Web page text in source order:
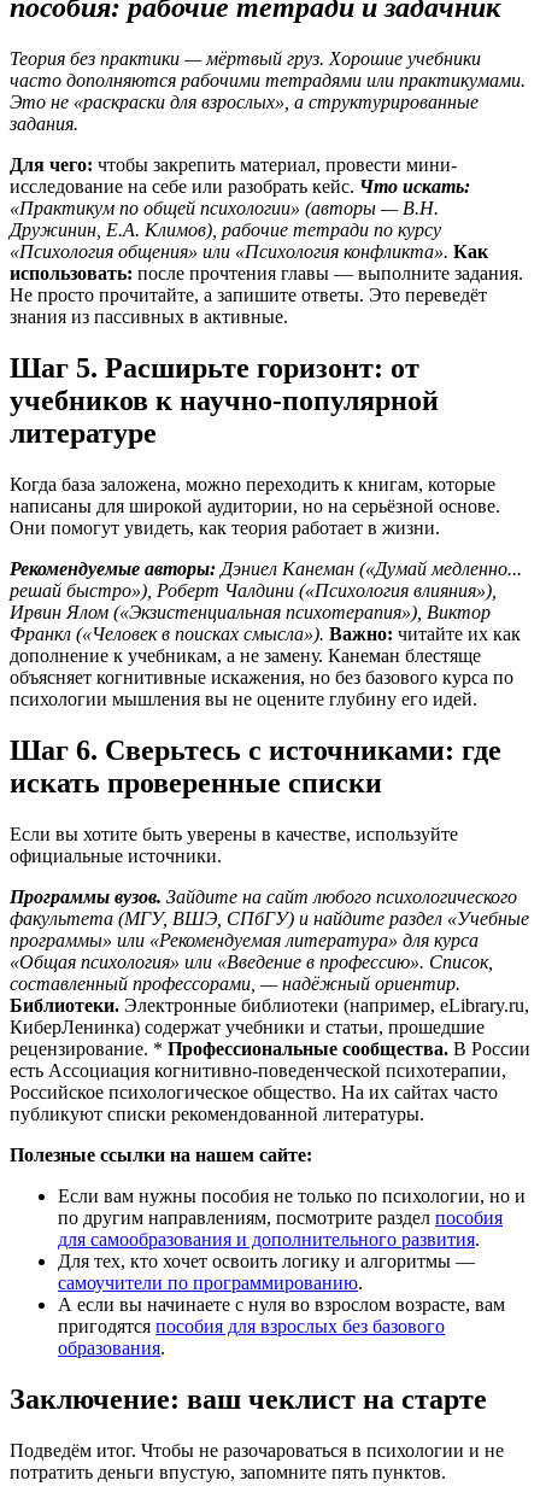
пособия: рабочие тетради и задачник
Теория без практики — мёртвый груз. Хорошие учебники
часто дополняются рабочими тетрадями или практикумами.
Это не «раскраски для взрослых», а структурированные
задания.
Для чего: чтобы закрепить материал, провести мини-
исследование на себе или разобрать кейс. Что искать:
«Практикум по общей психологии» (авторы — В.Н.
Дружинин, Е.А. Климов), рабочие тетради по курсу
«Психология общения» или «Психология конфликта». Как
использовать: после прочтения главы — выполните задания.
Не просто прочитайте, а запишите ответы. Это переведёт
знания из пассивных в активные.
Шаг 5. Расширьте горизонт: от
учебников к научно-популярной
литературе
Когда база заложена, можно переходить к книгам, которые
написаны для широкой аудитории, но на серьёзной основе.
Они помогут увидеть, как теория работает в жизни.
Рекомендуемые авторы: Дэниел Канеман («Думай медленно...
решай быстро»), Роберт Чалдини («Психология влияния»),
Ирвин Ялом («Экзистенциальная психотерапия»), Виктор
Франкл («Человек в поисках смысла»). Важно: читайте их как
дополнение к учебникам, а не замену. Канеман блестяще
объясняет когнитивные искажения, но без базового курса по
психологии мышления вы не оцените глубину его идей.
Шаг 6. Сверьтесь с источниками: где
искать проверенные списки
Если вы хотите быть уверены в качестве, используйте
официальные источники.
Программы вузов. Зайдите на сайт любого психологического
факультета (МГУ, ВШЭ, СПбГУ) и найдите раздел «Учебные
программы» или «Рекомендуемая литература» для курса
«Общая психология» или «Введение в профессию». Список,
составленный профессорами, — надёжный ориентир.
Библиотеки. Электронные библиотеки (например, eLibrary.ru,
КиберЛенинка) содержат учебники и статьи, прошедшие
рецензирование. * Профессиональные сообщества. В России
есть Ассоциация когнитивно-поведенческой психотерапии,
Российское психологическое общество. На их сайтах часто
публикуют списки рекомендованной литературы.
Полезные ссылки на нашем сайте:
Если вам нужны пособия не только по психологии, но и
по другим направлениям, посмотрите раздел пособия
для самообразования и дополнительного развития.
Для тех, кто хочет освоить логику и алгоритмы —
самоучители по программированию.
А если вы начинаете с нуля во взрослом возрасте, вам
пригодятся пособия для взрослых без базового
образования.
Заключение: ваш чеклист на старте
Подведём итог. Чтобы не разочароваться в психологии и не
потратить деньги впустую, запомните пять пунктов.